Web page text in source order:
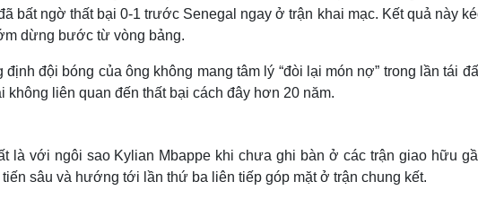
bất ngờ thất bại 0-1 trước Senegal ngay ở trận khai mạc. Kết quả này
dừng bước từ vòng bảng.
đội bóng của ông không mang tâm lý “đòi lại món nợ” trong lần tái
không liên quan đến thất bại cách đây hơn 20 năm.
là với ngôi sao Kylian Mbappe khi chưa ghi bàn ở các trận giao hữu
sâu và hướng tới lần thứ ba liên tiếp góp mặt ở trận chung kết.